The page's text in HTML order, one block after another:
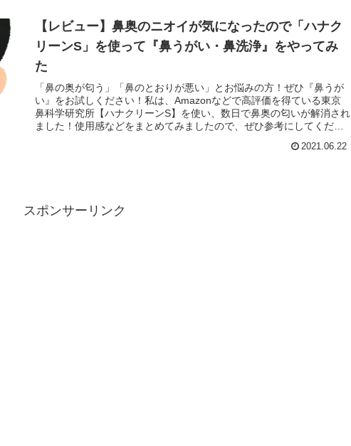
【レビュー】鼻奥のニオイが気になったので「ハナク
リーンS」を使って『鼻うがい・鼻洗浄』をやってみ
た
「鼻の奥が匂う」「鼻のとおりが悪い」とお悩みの方！ぜひ『鼻うが
い』をお試しください！私は、Amazonなどで高評価を得ている東京
鼻科学研究所【ハナクリーンS】を使い、数日で鼻奥の匂いが解消され
ました！使用感などをまとめてみましたので、ぜひ参考にしてくださ
2021.06.22
スポンサーリンク